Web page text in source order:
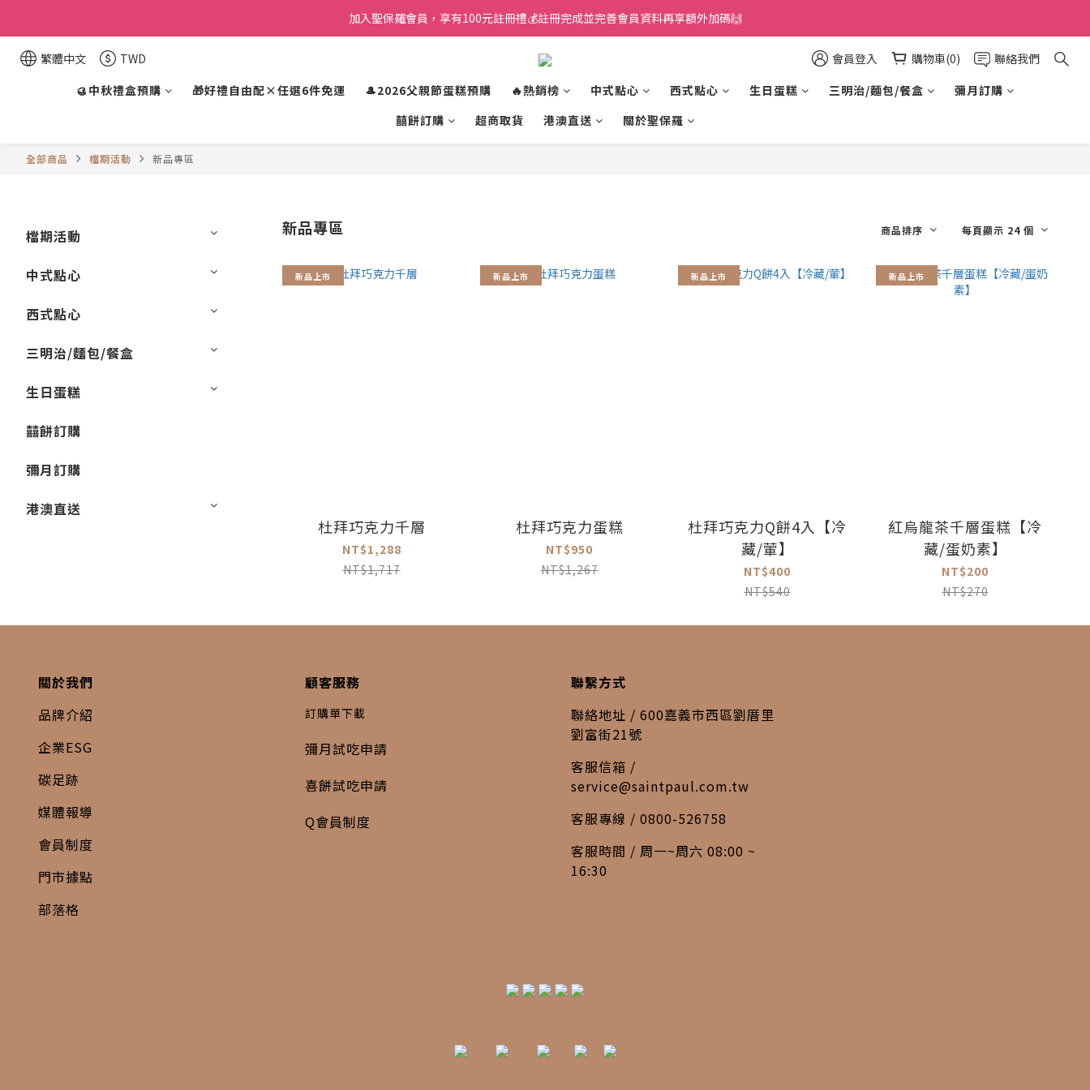
加入聖保羅會員，享有100元註冊禮💰註冊完成並完善會員資料再享額外加碼🙌
繁體中文 TWD 會員登入 購物車(0)
聯絡我們
🥮中秋禮盒預購
🎁好禮自由配×任選6件免運 🎩2026父親節蛋糕預購 🔥熱銷榜 中式點心 西式點心 生日蛋糕 三明治/麵包/餐盒
彌月訂購
囍餅訂購
超商取貨 港澳直送 關於聖保羅
全部商品 檔期活動 新品專區
檔期活動
中式點心
西式點心
三明治/麵包/餐盒
生日蛋糕
囍餅訂購
彌月訂購
港澳直送
新品專區 商品排序 每頁顯示 24 個
新品上市
杜拜巧克力千層
NT$1,288
NT$1,717
新品上市
杜拜巧克力蛋糕
NT$950
NT$1,267
新品上市
杜拜巧克力Q餅4入【冷
藏/葷】
NT$400
NT$540
新品上市
紅烏龍茶千層蛋糕【冷
藏/蛋奶素】
NT$200
NT$270
關於我們
品牌介紹
企業ESG
碳足跡
媒體報導
會員制度
門市據點
部落格
顧客服務
訂購單下載
彌月試吃申請
喜餅試吃申請
Q會員制度
聯繫方式
聯絡地址 / 600嘉義市西區劉厝里
劉富街21號
客服信箱 /
service@saintpaul.com.tw
客服專線 / 0800-526758
客服時間 / 周一~周六 08:00 ~
16:30